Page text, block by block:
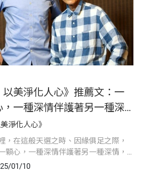
美淨化人心》推薦文：一
一種深情伴護著另一種深
際舞台
淨化人心》
，在這般天選之時、因緣俱足之際，
顆心，一種深情伴護著另一種深情，
誠心力。
01/10